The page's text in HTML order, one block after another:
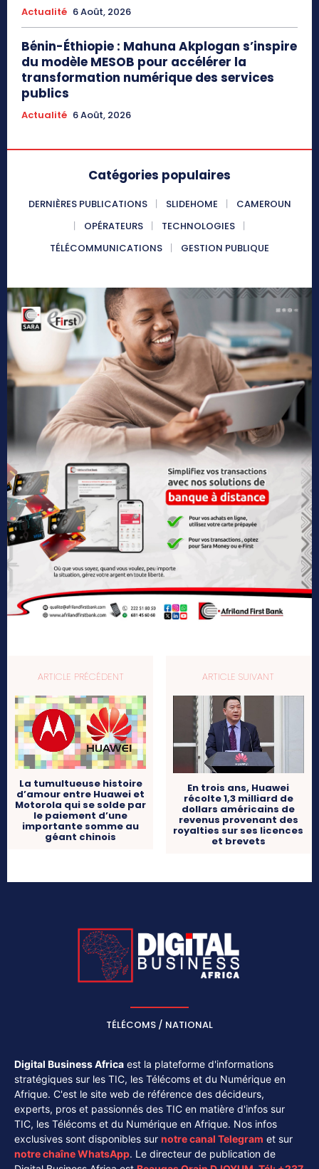
Actualité 6 Août, 2026
Bénin-Éthiopie : Mahuna Akplogan s’inspire
du modèle MESOB pour accélérer la
transformation numérique des services
publics
Actualité 6 Août, 2026
Catégories populaires
DERNIÈRES PUBLICATIONS SLIDEHOME
CAMEROUN
OPÉRATEURS
TECHNOLOGIES
TÉLÉCOMMUNICATIONS
GESTION PUBLIQUE
ARTICLE PRÉCÉDENT
La tumultueuse histoire
d’amour entre Huawei et
Motorola qui se solde par
le paiement d’une
importante somme au
géant chinois
ARTICLE SUIVANT
En trois ans, Huawei
récolte 1,3 milliard de
dollars américains de
revenus provenant des
royalties sur ses licences
et brevets
TÉLÉCOMS / NATIONAL
Digital Business Africa est la plateforme d'informations
stratégiques sur les TIC, les Télécoms et du Numérique en
Afrique. C'est le site web de référence des décideurs,
experts, pros et passionnés des TIC en matière d'infos sur
TIC, les Télécoms et du Numérique en Afrique. Nos infos
exclusives sont disponibles sur notre canal Telegram et sur
notre chaîneWhatsApp. Le directeur de publication de